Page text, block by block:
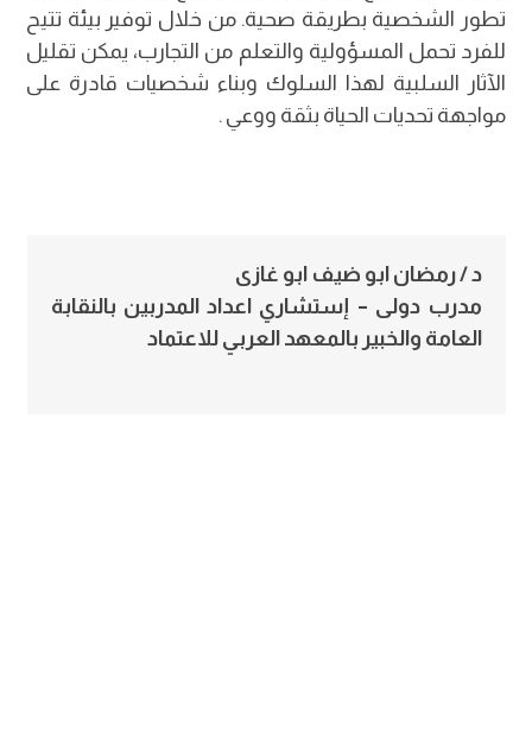
تطور الشخصية بطريقة صحية. من خلال توفير بيئة تتيح
للفرد تحمل المسؤولية والتعلم من التجارب، يمكن تقليل
الآثار السلبية لهذا السلوك وبناء شخصيات قادرة على
مواجهة تحديات الحياة بثقة ووعي .
د / رمضان ابو ضيف ابو غازى
مدرب دولى – إستشاري اعداد المدربين بالنقابة
العامة والخبير بالمعهد العربي للاعتماد